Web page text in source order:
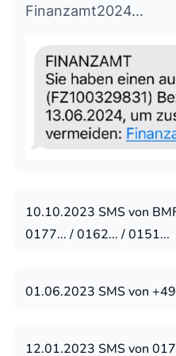
Finanzamt2024...
10.10.2023 SMS von
0177... / 0162... / 0151...
Sie müssen noch
01.06.2023 SMS von
beschlossen, dass
12.01.2023 SMS von